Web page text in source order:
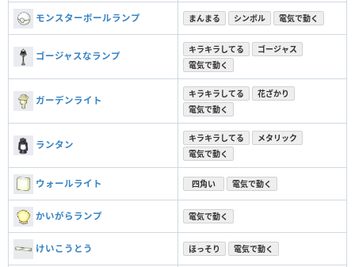
モンスターボールランプ まんまる シンボル 電気で動く
ゴージャスなランプ
キラキラしてる
ゴージャス
電気で動く
ガーデンライト
キラキラしてる
花ざかり
電気で動く
ランタン
キラキラしてる
メタリック
電気で動く
ウォールライト 四角い 電気で動く
かいがらランプ 電気で動く
けいこうとう ほっそり 電気で動く